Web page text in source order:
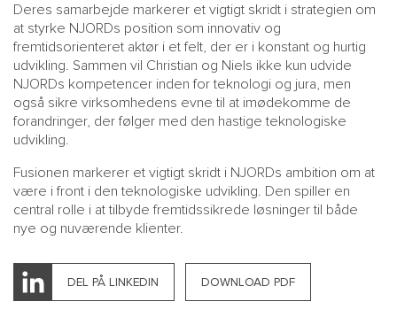
Deres samarbejde markerer et vigtigt skridt i strategien om
at styrke NJORDs position som innovativ og
fremtidsorienteret aktør i et felt, der er i konstant og hurtig
udvikling. Sammen vil Christian og Niels ikke kun udvide
NJORDs kompetencer inden for teknologi og jura, men
også sikre virksomhedens evne til at imødekomme de
forandringer, der følger med den hastige teknologiske
udvikling.
Fusionen markerer et vigtigt skridt i NJORDs ambition om at
være i front i den teknologiske udvikling. Den spiller en
central rolle i at tilbyde fremtidssikrede løsninger til både
nye og nuværende klienter.
DEL PÅ LINKEDIN DOWNLOAD PDF